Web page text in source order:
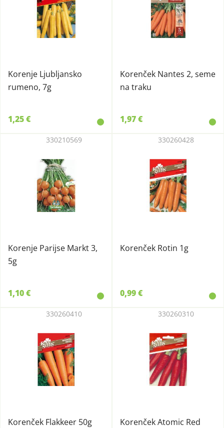
Korenje Ljubljansko
rumeno, 7g
1,25 €
Korenček Nantes 2, seme
na traku
1,97 €
Korenje Parijse Markt 3,
5g
330210569
1,10 €
Korenček Rotin 1g
330260428
0,99 €
Korenček Flakkeer 50g
330260410
Korenček Atomic Red
330260310